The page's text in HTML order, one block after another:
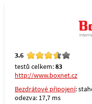
3.6
testů celkem:83
http://www.boxnet.cz
Bezdrátové připojení:
odezva: 17,7 ms